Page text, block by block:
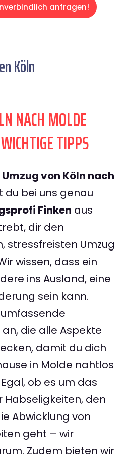
anfragen!
Köln
NACH MOLDE
TIPPS
Umzug von Köln nach
du bei uns genau
Finken aus
dir den
stressfreisten Umzug
wissen, dass ein
ins Ausland, eine
sein kann.
die alle Aspekte
damit du dich
in Molde nahtlos
ob es um das
Habseligkeiten, den
Abwicklung von
geht – wir
Zudem bieten wir